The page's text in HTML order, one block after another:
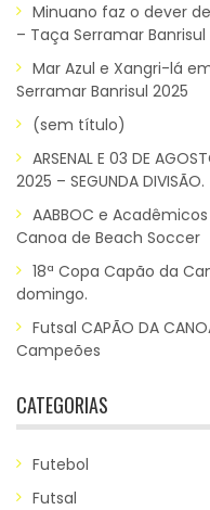
Minuano faz o dever
– Taça Serramar Banrisul
Mar Azul e Xangri-lá
Serramar Banrisul 2025
(sem título)
ARSENAL E 03 DE
2025 – SEGUNDA DIVISÃO.
AABBOC e
Canoa de Beach Soccer
18ª Copa Capão da
domingo.
Futsal CAPÃO DA
Campeões
CATEGORIAS
Futebol
Futsal